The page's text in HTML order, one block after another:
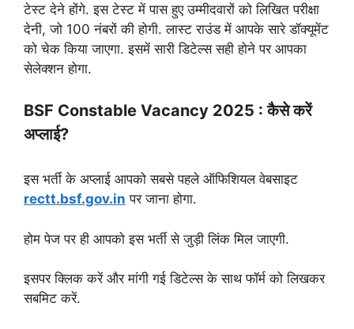
टेस्ट देने होंगे. इस टेस्ट में पास हुए उम्मीदवारों को लिखित परीक्षा
देनी, जो 100 नंबरों की होगी. लास्ट राउंड में आपके सारे डॉक्यूमेंट
को चेक किया जाएगा. इसमें सारी डिटेल्स सही होने पर आपका
सेलेक्शन होगा.
BSF Constable Vacancy 2025 : कैसे करें
अप्लाई?
इस भर्ती के अप्लाई आपको सबसे पहले ऑफिशियल वेबसाइट
rectt.bsf.gov.in पर जाना होगा.
होम पेज पर ही आपको इस भर्ती से जुड़ी लिंक मिल जाएगी.
इसपर क्लिक करें और मांगी गई डिटेल्स के साथ फॉर्म को लिखकर
सबमिट करें.